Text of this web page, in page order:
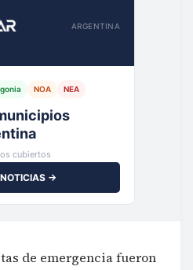
ARGENTINA
NOA NEA
cubiertos
→
de emergencia fueron